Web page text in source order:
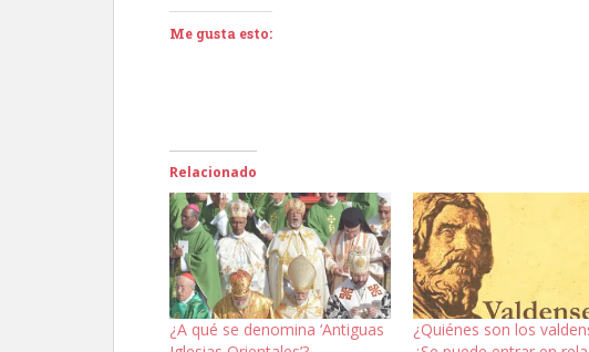
Me gusta esto:
Relacionado
¿A qué se denomina ‘Antiguas
¿Quiénes son los